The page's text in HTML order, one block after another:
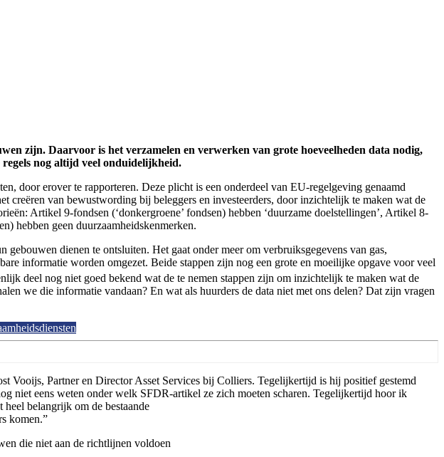
zijn. Daarvoor is het verzamelen en verwerken van grote hoeveelheden data nodig,
regels nog altijd veel onduidelijkheid.
door erover te rapporteren. Deze plicht is een onderdeel van EU-regelgeving genaamd
creëren van bewustwording bij beleggers en investeerders, door inzichtelijk te maken wat de
Artikel 9-fondsen (‘donkergroene’ fondsen) hebben ‘duurzame doelstellingen’, Artikel 8-
hebben geen duurzaamheidskenmerken.
dienen te ontsluiten. Het gaat onder meer om verbruiksgegevens van gas,
informatie worden omgezet. Beide stappen zijn nog een grote en moeilijke opgave voor veel
deel nog niet goed bekend wat de te nemen stappen zijn om inzichtelijk te maken wat de
we die informatie vandaan? En wat als huurders de data niet met ons delen? Dat zijn vragen
Vooijs, Partner en Director Asset Services bij Colliers. Tegelijkertijd is hij positief gestemd
niet eens weten onder welk SFDR-artikel ze zich moeten scharen. Tegelijkertijd hoor ik
belangrijk om de bestaande
komen.”
die niet aan de richtlijnen voldoen